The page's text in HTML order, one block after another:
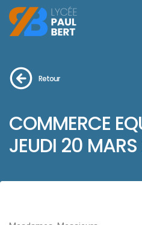
Retour
COMMERCE
JEUDI 20